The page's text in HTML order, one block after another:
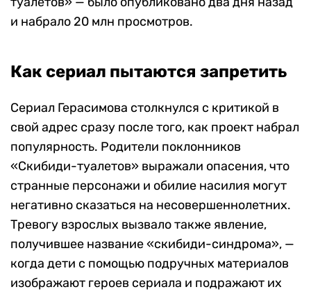
и набрало 20 млн просмотров.
Как сериал пытаются запретить
Сериал Герасимова столкнулся с критикой в
свой адрес сразу после того, как проект набрал
популярность. Родители поклонников
«Скибиди-туалетов» выражали опасения, что
странные персонажи и обилие насилия могут
негативно сказаться на несовершеннолетних.
Тревогу взрослых вызвало также явление,
получившее название «скибиди-синдрома», —
когда дети с помощью подручных материалов
изображают героев сериала и подражают их